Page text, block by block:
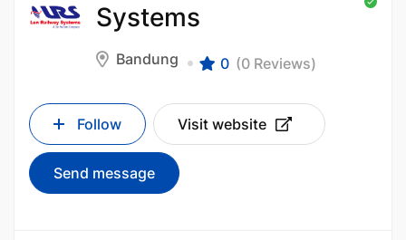
Systems
Bandung 0 (0 Reviews)
Follow Visit website
Send message